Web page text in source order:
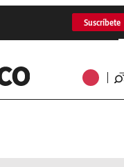
Suscríbete